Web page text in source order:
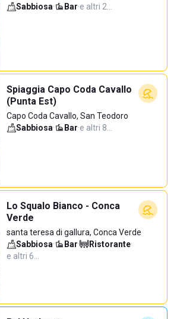
Sabbiosa· Bar·e altri 2…
Spiaggia Capo Coda Cavallo
(Punta Est)
Capo Coda Cavallo, San Teodoro
Sabbiosa· Bar·e altri 8…
Lo Squalo Bianco - Conca
Verde
santa teresa di gallura, Conca Verde
Sabbiosa· Bar· Ristorante·
e altri 6…